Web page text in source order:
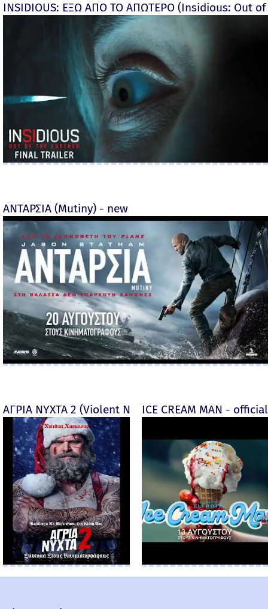
INSIDIOUS: ΕΞΩ ΑΠΟ ΤΟ ΑΠΩΤΕΡΟ (Insidious: Out
ΑΝΤΑΡΣΙΑ (Mutiny) - new
ΑΓΡΙΑ ΝΥΧΤΑ 2 (Violent Night 2)ICE CREAM MAN - official